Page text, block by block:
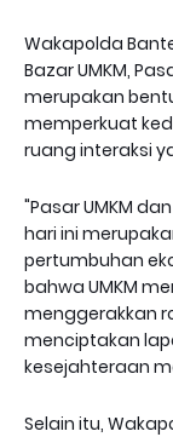
Wakapolda
Bazar UMKM,
merupakan
memperkuat
ruang interaksi
"Pasar UMKM
hari ini
pertumbuhan
bahwa UMKM
menggerakkan
menciptakan
kesejahteraan
Selain itu,